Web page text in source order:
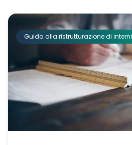
Guida alla ristrutturazione di interni